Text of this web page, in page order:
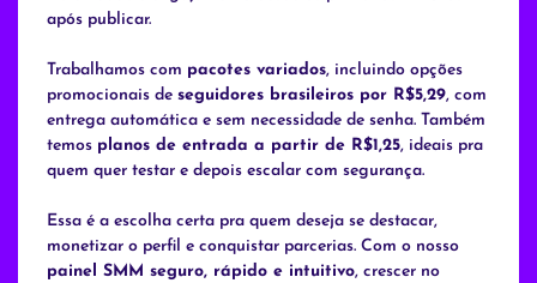
após publicar.
Trabalhamos com pacotes variados, incluindo opções
promocionais de seguidores brasileiros por R$5,29, com
entrega automática e sem necessidade de senha. Também
temos planos de entrada a partir de R$1,25, ideais pra
quem quer testar e depois escalar com segurança.
Essa é a escolha certa pra quem deseja se destacar,
monetizar o perfil e conquistar parcerias. Com o nosso
painel SMM seguro, rápido e intuitivo, crescer no